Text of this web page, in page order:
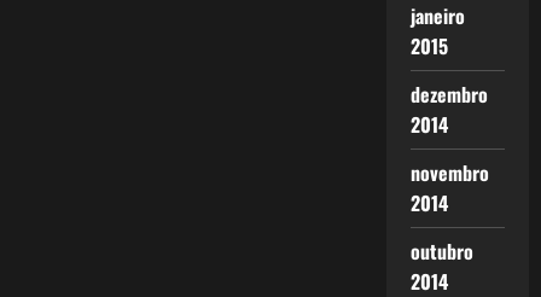
janeiro
2015
dezembro
2014
novembro
2014
outubro
2014